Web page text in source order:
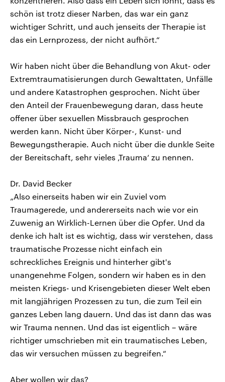
schön ist trotz dieser Narben, das war ein ganz
wichtiger Schritt, und auch jenseits der Therapie ist
das ein Lernprozess, der nicht aufhört.“
Wir haben nicht über die Behandlung von Akut- oder
Extremtraumatisierungen durch Gewalttaten, Unfälle
und andere Katastrophen gesprochen. Nicht über
den Anteil der Frauenbewegung daran, dass heute
offener über sexuellen Missbrauch gesprochen
werden kann. Nicht über Körper-, Kunst- und
Bewegungstherapie. Auch nicht über die dunkle Seite
der Bereitschaft, sehr vieles ‚Trauma‘ zu nennen.
Dr. David Becker
„Also einerseits haben wir ein Zuviel vom
Traumagerede, und andererseits nach wie vor ein
Zuwenig an Wirklich-Lernen über die Opfer. Und da
denke ich halt ist es wichtig, dass wir verstehen, dass
traumatische Prozesse nicht einfach ein
schreckliches Ereignis und hinterher gibt's
unangenehme Folgen, sondern wir haben es in den
meisten Kriegs- und Krisengebieten dieser Welt eben
mit langjährigen Prozessen zu tun, die zum Teil ein
ganzes Leben lang dauern. Und das ist dann das was
wir Trauma nennen. Und das ist eigentlich – wäre
richtiger umschrieben mit ein traumatisches Leben,
das wir versuchen müssen zu begreifen.“
Aber wollen wir das?